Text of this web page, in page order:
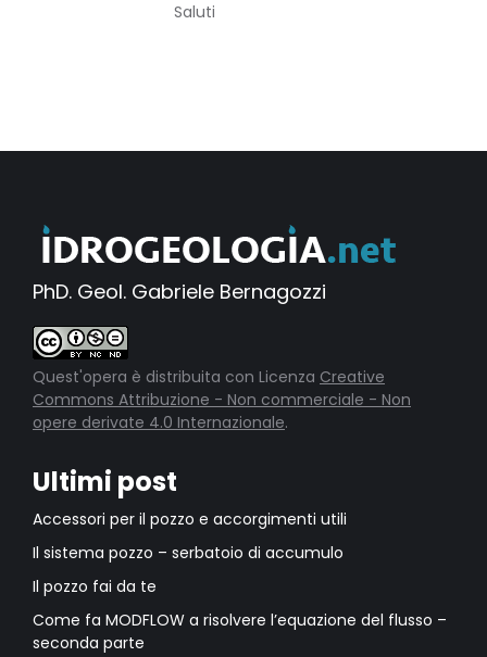
Saluti
PhD. Geol. Gabriele Bernagozzi
Quest'opera è distribuita con Licenza Creative
Commons Attribuzione - Non commerciale - Non
opere derivate 4.0 Internazionale.
Ultimi post
Accessori per il pozzo e accorgimenti utili
Il sistema pozzo – serbatoio di accumulo
Il pozzo fai da te
Come fa MODFLOW a risolvere l’equazione del flusso –
seconda parte